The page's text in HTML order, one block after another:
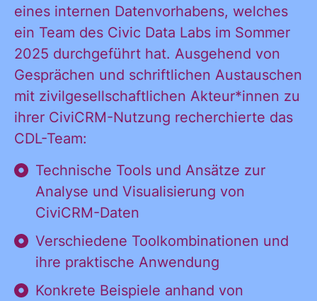
eines internen Datenvorhabens, welches
ein Team des Civic Data Labs im Sommer
2025 durchgeführt hat. Ausgehend von
Gesprächen und schriftlichen Austauschen
mit zivilgesellschaftlichen Akteur*innen zu
ihrer CiviCRM-Nutzung recherchierte das
CDL-Team:
Technische Tools und Ansätze zur
Analyse und Visualisierung von
CiviCRM-Daten
Verschiedene Toolkombinationen und
ihre praktische Anwendung
Konkrete Beispiele anhand von